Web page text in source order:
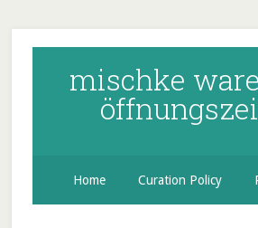
mischke
Home Curation Policy